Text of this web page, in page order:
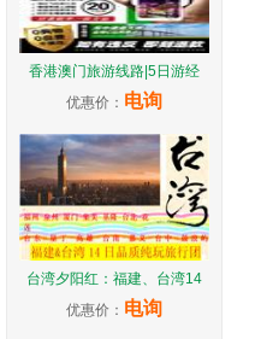
香港澳门旅游线路|5日游经
优惠价： 电询
台湾夕阳红：福建、台湾14
优惠价： 电询